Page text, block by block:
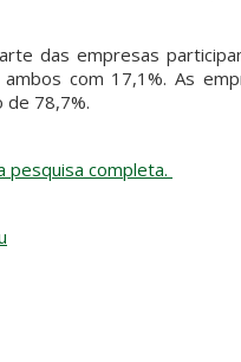
das empresas
ambos com 17,1%. As
de 78,7%.
pesquisa completa.